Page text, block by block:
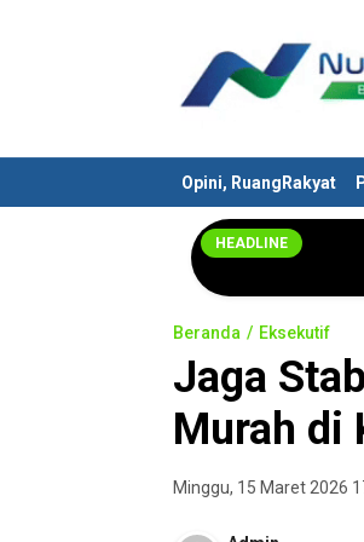
Nusantaravoices.id
Berani Suarakan
Opini, RuangRakyat
HEADLINE
Beranda Eksekutif
Jaga
Murah di
Minggu, 15 Maret 2026